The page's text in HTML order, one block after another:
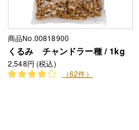
商品No.00818900
くるみ チャンドラー種 / 1kg
2,548円 (税込)
（62件）